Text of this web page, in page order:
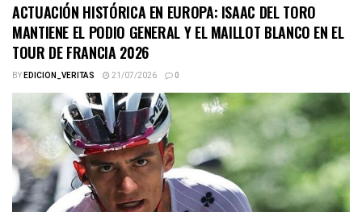
ACTUACIÓN HISTÓRICA EN EUROPA: ISAAC DEL TORO
MANTIENE EL PODIO GENERAL Y EL MAILLOT BLANCO EN EL
TOUR DE FRANCIA 2026
BYEDICION_VERITAS 21/07/2026 0